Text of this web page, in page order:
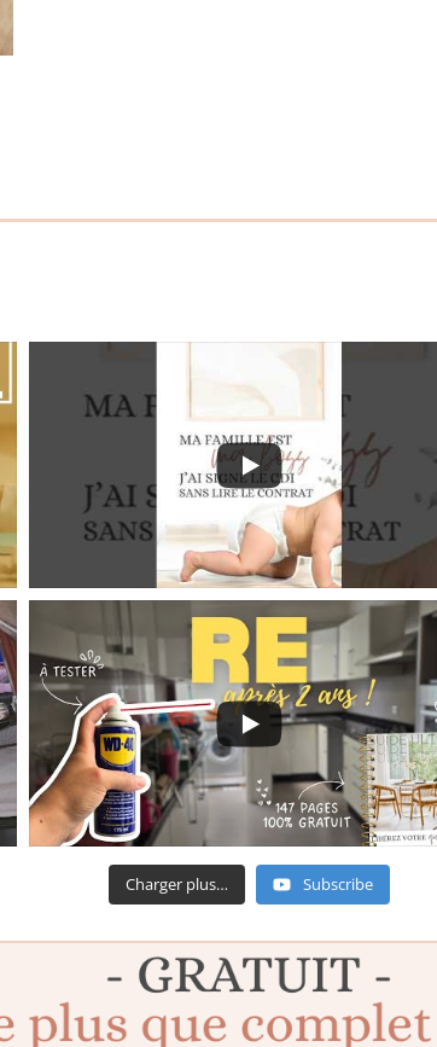
Charger plus… Subscribe